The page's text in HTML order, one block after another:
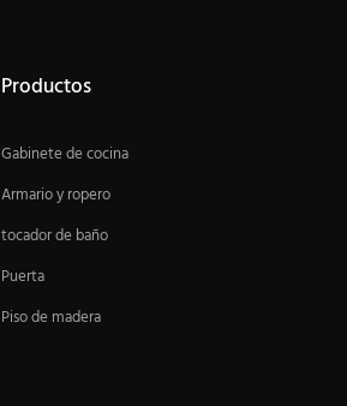
Productos
Gabinete de cocina
Armario y ropero
tocador de baño
Puerta
Piso de madera